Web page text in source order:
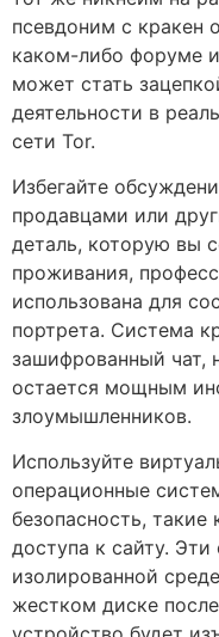
псевдоним с кракен
каком-либо форуме
может стать
деятельности в
сети Tor.
Избегайте
продавцами или
деталь, которую вы
проживания,
использована для
портрета. Система
зашифрованный чат,
остается мощным
злоумышленников.
Используйте
операционные
безопасность, такие
доступа к сайту.
изолированной
жестком диске